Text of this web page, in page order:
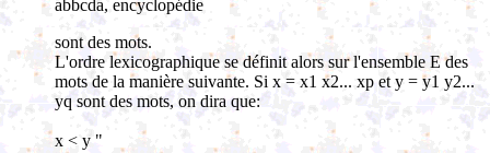
abbcda, encyclopédie
sont des mots.
L'ordre lexicographique se définit alors sur l'ensemble E des
mots de la manière suivante. Si x = x1 x2... xp et y = y1 y2...
yq sont des mots, on dira que:
x < y "